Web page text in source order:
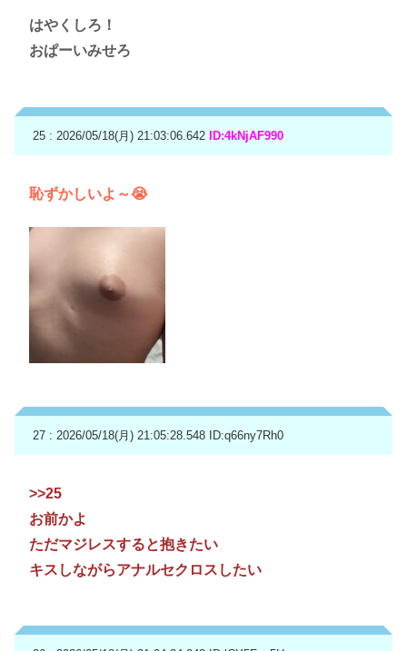
はやくしろ！
おぱーいみせろ
25 : 2026/05/18(月) 21:03:06.642 ID:4kNjAF990
恥ずかしいよ～😭
27 : 2026/05/18(月) 21:05:28.548 ID:q66ny7Rh0
>>25
お前かよ
ただマジレスすると抱きたい
キスしながらアナルセクロスしたい